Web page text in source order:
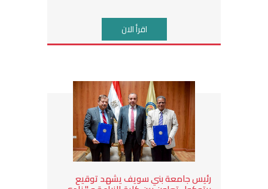
اقرأ الان
رئيس جامعة بني سويف يشهد توقيع